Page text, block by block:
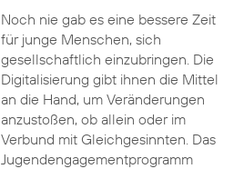
Noch nie gab es eine bessere Zeit
für junge Menschen, sich
gesellschaftlich einzubringen. Die
Digitalisierung gibt ihnen die Mittel
an die Hand, um Veränderungen
anzustoßen, ob allein oder im
Verbund mit Gleichgesinnten. Das
Jugendengagementprogramm